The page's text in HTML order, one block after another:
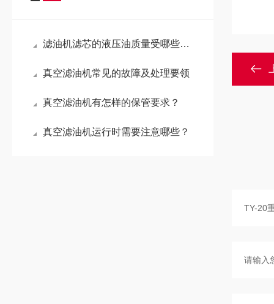
滤油机滤芯的液压油质量受哪些因素影响？
真空滤油机常见的故障及处理要领
真空滤油机有怎样的保管要求？
真空滤油机运行时需要注意哪些？